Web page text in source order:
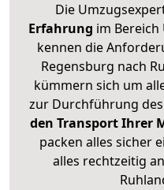
Die
Erfahrung im Bereich
kennen die
Regensburg nach
kümmern sich um
zur Durchführung
den Transport Ihrer
packen alles sicher
alles rechtzeitig